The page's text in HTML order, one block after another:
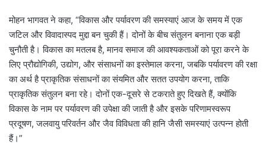
मोहन भागवत ने कहा, “विकास और पर्यावरण की समस्याएं आज के समय में एक
जटिल और विवादास्पद मुद्दा बन चुकी हैं। दोनों के बीच संतुलन बनाना एक बड़ी
चुनौती है। विकास का मतलब है, मानव समाज की आवश्यकताओं को पूरा करने के
लिए प्रौद्योगिकी, उद्योग, और संसाधनों का इस्तेमाल करना, जबकि पर्यावरण की रक्षा
का अर्थ है प्राकृतिक संसाधनों का संयमित और सतत उपयोग करना, ताकि
प्राकृतिक संतुलन बना रहे। दोनों एक-दूसरे से टकराते हुए दिखते हैं, क्योंकि
विकास के नाम पर पर्यावरण की उपेक्षा की जाती है और इसके परिणामस्वरूप
प्रदूषण, जलवायु परिवर्तन और जैव विविधता की हानि जैसी समस्याएं उत्पन्न होती
हैं।”